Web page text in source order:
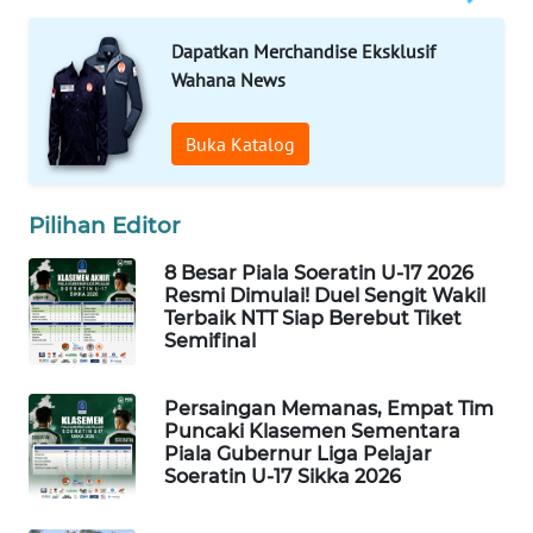
Dapatkan Merchandise Eksklusif
Wahana News
Buka Katalog
Pilihan Editor
8 Besar Piala Soeratin U-17 2026
Resmi Dimulai! Duel Sengit Wakil
Terbaik NTT Siap Berebut Tiket
Semifinal
Persaingan Memanas, Empat Tim
Puncaki Klasemen Sementara
Piala Gubernur Liga Pelajar
Soeratin U-17 Sikka 2026
NEWS
KARING
NEWS
JURNAL
HUMBANG
NEWS
GARONGGANG
NEWS
FISUELRI